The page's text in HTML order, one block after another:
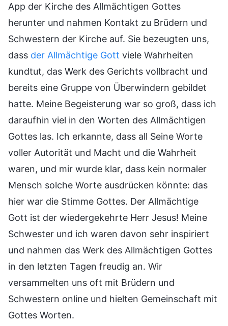
App der Kirche des Allmächtigen Gottes
herunter und nahmen Kontakt zu Brüdern und
Schwestern der Kirche auf. Sie bezeugten uns,
dass der Allmächtige Gott viele Wahrheiten
kundtut, das Werk des Gerichts vollbracht und
bereits eine Gruppe von Überwindern gebildet
hatte. Meine Begeisterung war so groß, dass ich
daraufhin viel in den Worten des Allmächtigen
Gottes las. Ich erkannte, dass all Seine Worte
voller Autorität und Macht und die Wahrheit
waren, und mir wurde klar, dass kein normaler
Mensch solche Worte ausdrücken könnte: das
hier war die Stimme Gottes. Der Allmächtige
Gott ist der wiedergekehrte Herr Jesus! Meine
Schwester und ich waren davon sehr inspiriert
und nahmen das Werk des Allmächtigen Gottes
in den letzten Tagen freudig an. Wir
versammelten uns oft mit Brüdern und
Schwestern online und hielten Gemeinschaft mit
Gottes Worten.